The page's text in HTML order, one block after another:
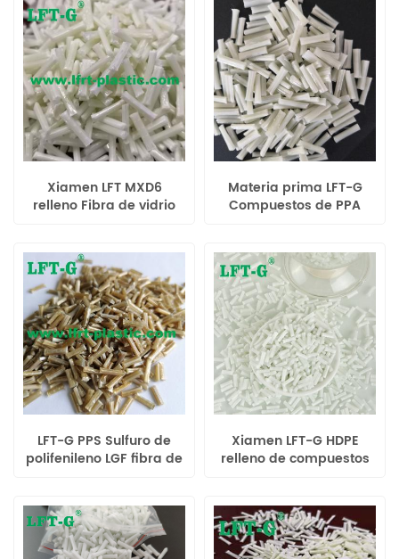
reciclar 12mm
poliláctico color original
Xiamen LFT MXD6
relleno Fibra de vidrio
inyección
Materia prima LFT-G
Compuestos de PPA
rendimiento en lugar de
metal
LFT-G PPS Sulfuro de
polifenileno LGF fibra de
de color personalizados
Xiamen LFT-G HDPE
relleno de compuestos
de vidrio larga color
natural para piezas de
automóviles